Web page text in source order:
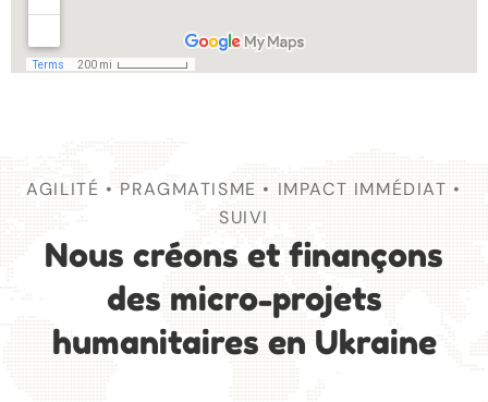
AGILITÉ • PRAGMATISME • IMPACT IMMÉDIAT •
SUIVI
Nous créons et finançons
des micro-projets
humanitaires en Ukraine